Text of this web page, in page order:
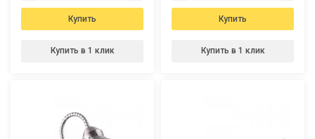
Купить
Купить в 1 клик
Купить
Купить в 1 клик